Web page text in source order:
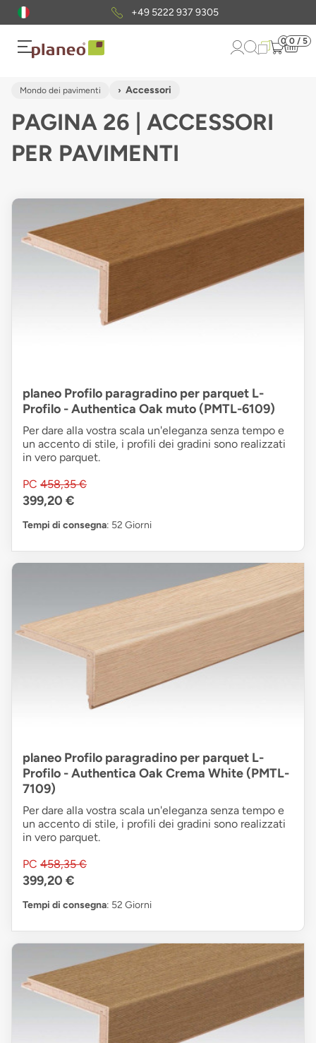
Pacchetto di campionigratuiti
0 0 / 5
Mondo dei pavimenti Accessori
PAGINA 26 | ACCESSORI
PER PAVIMENTI
planeo Profilo paragradino per parquet L-
Profilo - Authentica Oak muto (PMTL-6109)
Per dare alla vostra scala un'eleganza senza tempo e
un accento di stile, i profili dei gradini sono realizzati
in vero parquet.
PC 458,35 €
399,20 €
Tempi di consegna: 52 Giorni
planeo Profilo paragradino per parquet L-
Profilo - Authentica Oak Crema White (PMTL-
7109)
Per dare alla vostra scala un'eleganza senza tempo e
un accento di stile, i profili dei gradini sono realizzati
in vero parquet.
PC 458,35 €
399,20 €
Tempi di consegna: 52 Giorni